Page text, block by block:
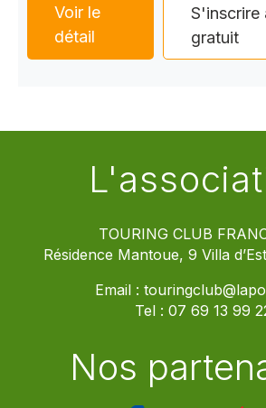
Voir le
détail
S'inscrire
gratuit
TOURING CLUB
Résidence Mantoue, 9 Villa
Email :
Tel : 07 69 13 99
Nos